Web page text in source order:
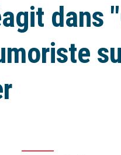
dans